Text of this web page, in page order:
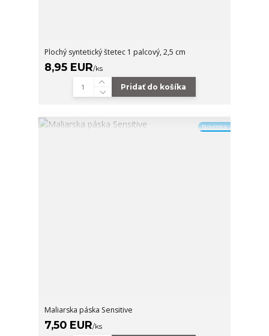
Plochý syntetický štetec 1 palcový, 2,5 cm
8,95 EUR/ks
Pridať do košíka
Novinka
Maliarska páska Sensitive
7,50 EUR/ks